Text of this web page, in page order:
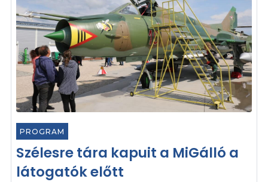
PROGRAM
Szélesre tára kapuit a MiGálló a
látogatók előtt